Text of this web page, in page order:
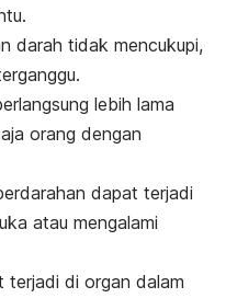
darah tidak mencukupi,
lebih lama
orang dengan
dapat terjadi
atau mengalami
terjadi di organ dalam